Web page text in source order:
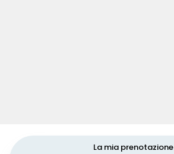
La mia prenotazione